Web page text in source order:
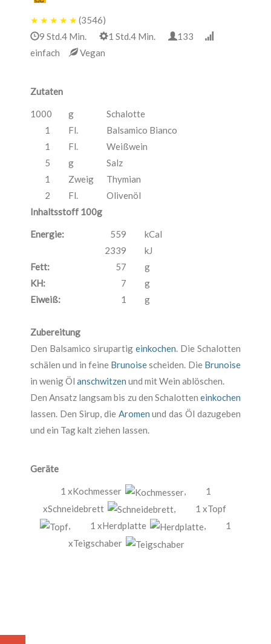
★ ★ ★ ★ ★ (3546)
9 Std.4 Min.
1 Std.4 Min.
133
einfach
Vegan
Zutaten
1000 g
Schalotte
1
Fl.
Balsamico Bianco
1
Fl.
Weißwein
5
g
Salz
1
Zweig
Thymian
2
Fl.
Olivenöl
Inhaltsstoff 100g
Energie: 559
kCal
2339
kJ
Fett:
57
g
KH:
7
g
Eiweiß:
1 g
Zubereitung
Den Balsamico sirupartig einkochen. Die Schalotten
schälen und in feine Brunoisescheiden. Die Brunoise
in wenig Öl anschwitzen und mit Wein ablöschen.
Den Ansatz langsam bis zu den Schalotten einkochen
lassen. Den Sirup, die Aromen und das Öl dazugeben
und ein Tag kalt ziehen lassen.
Geräte
1 xKochmesser ,
1
xSchneidebrett
,
1 xTopf
,
1 xHerdplatte ,
1
xTeigschaber